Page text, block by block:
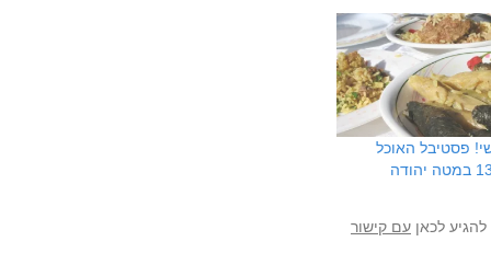
פסטיבל האוכל
לכאן עם קישור